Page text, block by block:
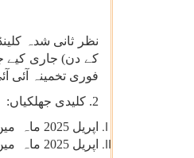
کے دن) جاری کیے
فوری تخمینہ آئی
2. کلیدی جھلکیاں:
اپریل 2025 ماہ میں آئی آئی پی کی شرح نمو 2.7 فیصد ہے جو ماہ مارچ 2025 میں 3.0 فیصد (فوری تخمینہ) تھی۔
اپریل 2025 ماہ میں تین شعبوں، کان کنی، مینوفیکچرنگ اور بجلی کی شرح نمو بالترتیب (-)0.2 فیصد، 3.4 فیصد اور 1.1 فیصد ہے۔